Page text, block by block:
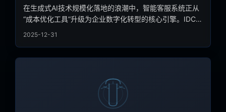
在生成式AI技术规模化落地的浪潮中，智能客服系统正从
“成本优化工具”升级为企业数字化转型的核心引擎。IDC最
服系统，实现服务效率、客户体验与商业转化的三重跃
2025-12-31